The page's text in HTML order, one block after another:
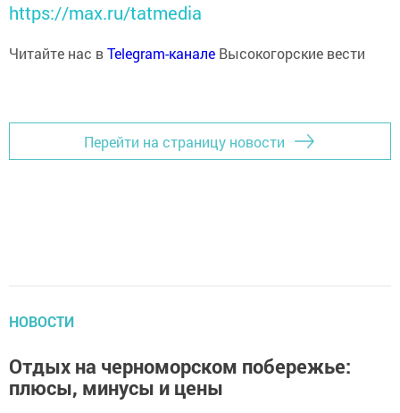
https://max.ru/tatmedia
Читайте нас вTelegram-канале Высокогорские вести
Перейти на страницу новости
НОВОСТИ
Отдых на черноморском побережье:
плюсы, минусы и цены